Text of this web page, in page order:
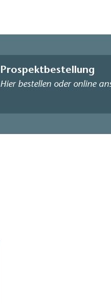
Prospektbestellung
Hier bestellen oder online